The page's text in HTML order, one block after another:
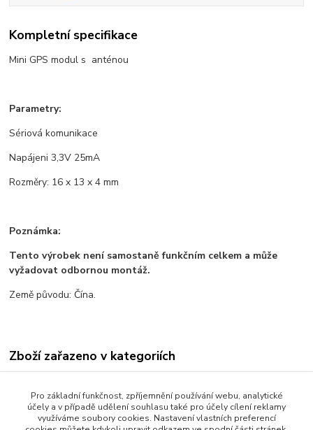
Kompletní specifikace
Mini GPS modul s anténou
Parametry:
Sériová komunikace
Napájeni 3,3V 25mA
Rozměry: 16 x 13 x 4 mm
Poznámka:
Tento výrobek není samostaně funkčním celkem a může
vyžadovat odbornou montáž.
Země původu: Čína.
Zboží zařazeno v kategoriích
Senzory a moduly
Senzory
Pro základní funkčnost, zpříjemnění používání webu, analytické
účely a v případě udělení souhlasu také pro účely cílení reklamy
využíváme soubory cookies. Nastavení vlastních preferencí